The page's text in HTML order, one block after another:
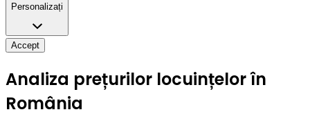
Personalizați
Accept
Analiza prețurilor locuințelor în
România